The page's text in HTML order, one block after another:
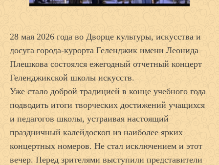
28 мая 2026 года во Дворце культуры, искусства и
досуга города-курорта Геленджик имени Леонида
Плешкова состоялся ежегодный отчетный концерт
Геленджикской школы искусств.
Уже стало доброй традицией в конце учебного года
подводить итоги творческих достижений учащихся
и педагогов школы, устраивая настоящий
праздничный калейдоскоп из наиболее ярких
концертных номеров. Не стал исключением и этот
вечер. Перед зрителями выступили представители